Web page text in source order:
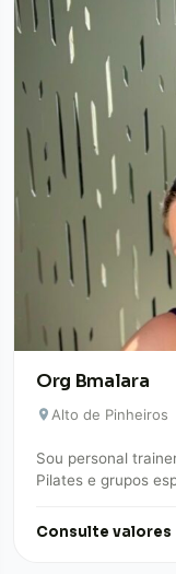
Org Bmalara
Alto de Pinheiros
Sou personal
Pilates e grupos
Consulte valores